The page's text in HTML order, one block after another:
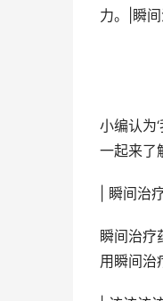
力。|瞬
小编认为
一起来了
| 瞬间治
瞬间治疗
用瞬间治